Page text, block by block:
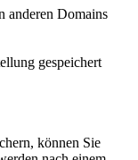
anderen Domains
gespeichert
können Sie